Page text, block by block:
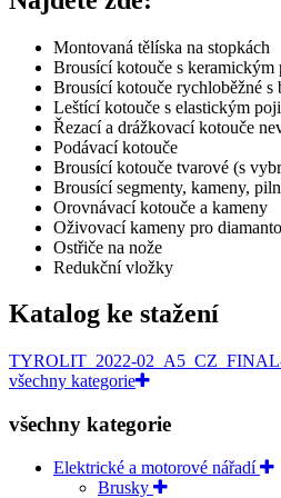
Montovaná tělíska na stopkách
Brousící kotouče s keramickým
Brousící kotouče rychloběžné
Leštící kotouče s elastickým
Řezací a drážkovací kotouče
Podávací kotouče
Brousící kotouče tvarové (s
Brousící segmenty, kameny,
Orovnávací kotouče a kameny
Oživovací kameny pro
Ostřiče na nože
Redukční vložky
Katalog ke stažení
TYROLIT_2022-
všechny kategorie
všechny kategorie
Elektrické a motorové nářadí
Brusky